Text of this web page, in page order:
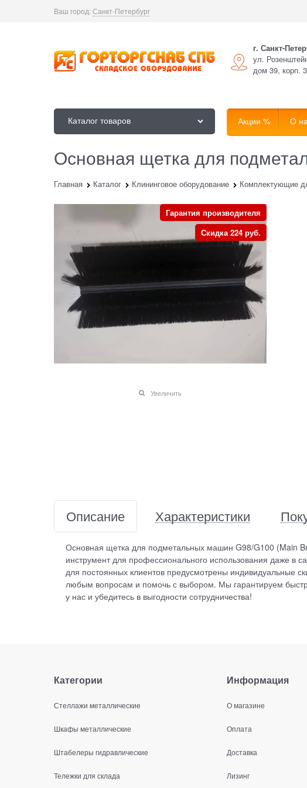
Ваш город:Санкт-Петербург
г. Санкт-
ул.
дом 39, корп.
Каталог товаров Акции % О
Основная щетка для
Главная Каталог Клининговое оборудование Комплектующие
Гарантия производителя
Скидка 224 руб.
Увеличить
Описание Характеристики
Основная щетка для подметальных машин G98/G100 (Main
инструмент для профессионального использования даже в
для постоянных клиентов предусмотрены индивидуальные
любым вопросам и помочь с выбором. Мы гарантируем
у нас и убедитесь в выгодности сотрудничества!
Категории
Стеллажи металлические
Шкафы металлические
Штабелеры гидравлические
Тележки для склада
Информация
О магазине
Оплата
Доставка
Лизинг